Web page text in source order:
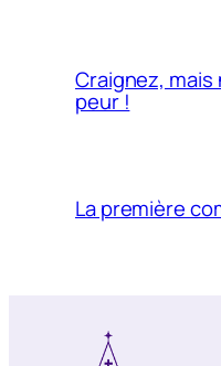
Craignez, mais
peur !
La première